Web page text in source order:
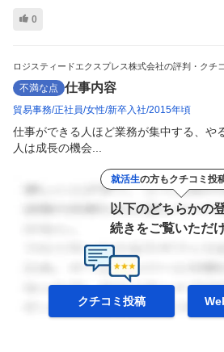
0
ロジスティードエクスプレス株式会社の評判・クチ
不満な点 仕事内容
貿易事務 正社員 女性 新卒入社 2015年頃
仕事ができる人ほど業務が集中する、や
人は成長の機会...
就活生の方もクチコミ投
以下のどちらかの
続きをご覧いただ
クチコミ投稿